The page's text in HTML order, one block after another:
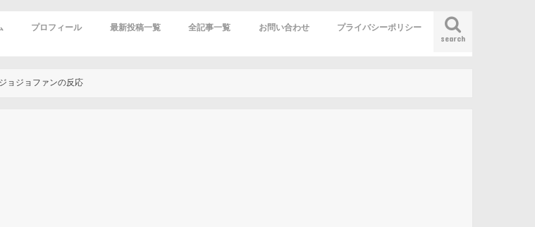
search
プロフィール 最新投稿一覧 全記事一覧 お問い合わせ プライバシーポリシー
ョジョファンの反応